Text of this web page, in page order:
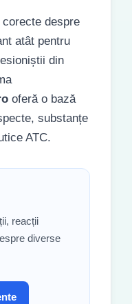
despre
atât pentru
din
oferă o bază
substanțe
ATC.
reacții
diverse